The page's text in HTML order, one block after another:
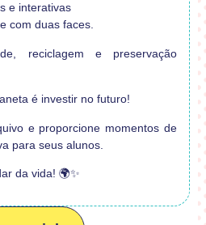
e interativas
com duas faces.
reciclagem e preservação
é investir no futuro!
e proporcione momentos de
para seus alunos.
da vida! 🌍✨